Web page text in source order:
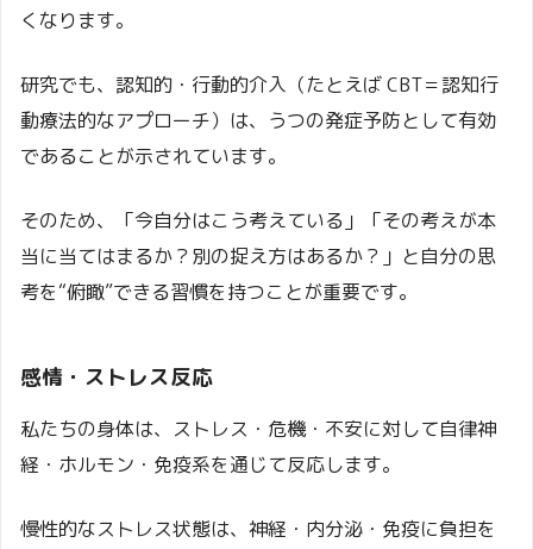
くなります。
研究でも、認知的・行動的介入（たとえば CBT＝認知行
動療法的なアプローチ）は、うつの発症予防として有効
であることが示されています。
そのため、「今自分はこう考えている」「その考えが本
当に当てはまるか？別の捉え方はあるか？」と自分の思
考を“俯瞰”できる習慣を持つことが重要です。
感情・ストレス反応
私たちの身体は、ストレス・危機・不安に対して自律神
経・ホルモン・免疫系を通じて反応します。
慢性的なストレス状態は、神経・内分泌・免疫に負担を